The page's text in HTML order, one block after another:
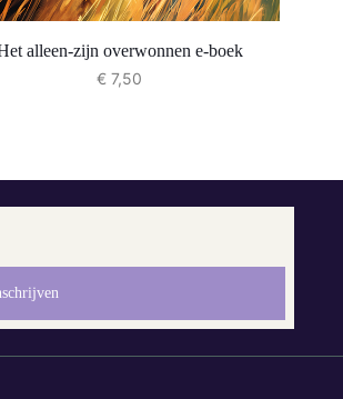
alleen-zijn overwonnen e-boek
€ 7,50